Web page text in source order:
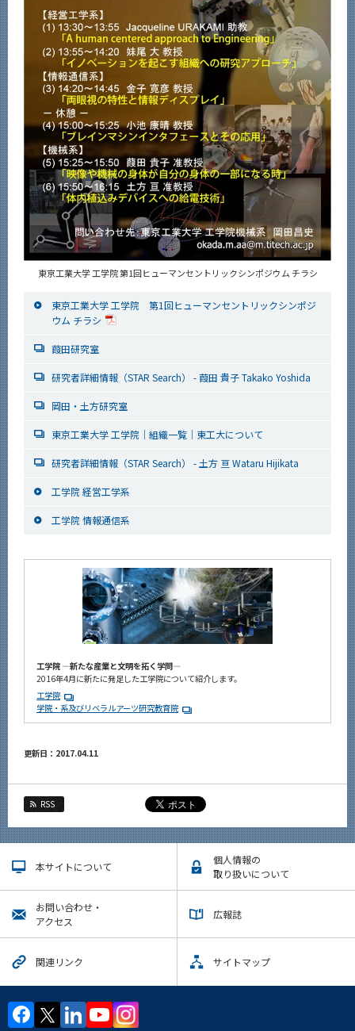
東京工業大学 工学院 第1回ヒューマンセントリックシンポジウム チラシ
東京工業大学 工学院 第1回ヒューマンセントリックシンポジ
ウム チラシ
葭田研究室
研究者詳細情報（STAR Search） - 葭田 貴子 Takako Yoshida
岡田・土方研究室
東京工業大学 工学院｜組織一覧｜東工大について
研究者詳細情報（STAR Search） - 土方 亘 Wataru Hijikata
工学院 経営工学系
工学院 情報通信系
工学院 ―新たな産業と文明を拓く学問―
2016年4月に新たに発足した工学院について紹介します。
工学院
学院・系及びリベラルアーツ研究教育院
更新日：2017.04.11
RSS
本サイトについて
個人情報の
取り扱いについて
お問い合わせ・
アクセス
広報誌
関連リンク サイトマップ